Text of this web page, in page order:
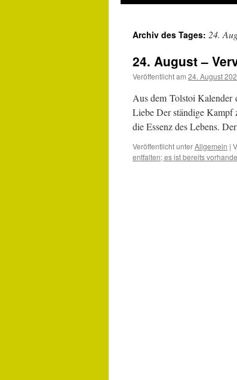
Archiv des Tages: 24.
24. August –
Veröffentlicht am 24. August
Aus dem Tolstoi
Liebe Der ständige
die Essenz des Lebens.
Veröffentlicht unterAllgemein |
entfalten; es ist bereits